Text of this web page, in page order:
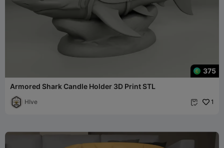
375
Armored Shark Candle Holder 3D Print STL
HIve  1